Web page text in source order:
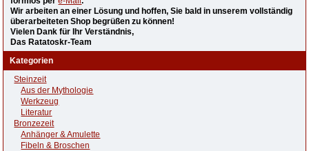
Wir arbeiten an einer Lösung und hoffen, Sie bald in unserem vollständig
überarbeiteten Shop begrüßen zu können!
Vielen Dank für Ihr Verständnis,
Das Ratatoskr-Team
Kategorien
Steinzeit
Aus der Mythologie
Werkzeug
Literatur
Bronzezeit
Anhänger & Amulette
Fibeln & Broschen